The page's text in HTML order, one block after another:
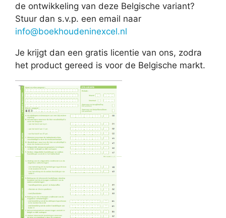
de ontwikkeling van deze Belgische variant?
Stuur dan s.v.p. een email naar
info@boekhoudeninexcel.nl
Je krijgt dan een gratis licentie van ons, zodra
het product gereed is voor de Belgische markt.